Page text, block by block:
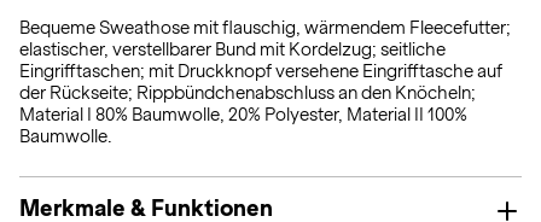
Bequeme Sweathose mit flauschig, wärmendem Fleecefutter;
elastischer, verstellbarer Bund mit Kordelzug; seitliche
Eingrifftaschen; mit Druckknopf versehene Eingrifftasche auf
der Rückseite; Rippbündchenabschluss an den Knöcheln;
Material I 80% Baumwolle, 20% Polyester, Material II 100%
Baumwolle.
Merkmale & Funktionen